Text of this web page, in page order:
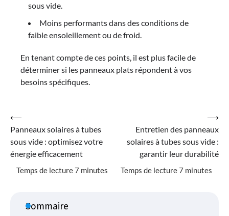
sous vide.
Moins performants dans des conditions de
faible ensoleillement ou de froid.
En tenant compte de ces points, il est plus facile de
déterminer si les panneaux plats répondent à vos
besoins spécifiques.
Navigation
de
l’article
⟵
Panneaux solaires à tubes
sous vide : optimisez votre
énergie efficacement
Entretien des panneaux
solaires à tubes sous vide :
garantir leur durabilité
⟶
Sommaire